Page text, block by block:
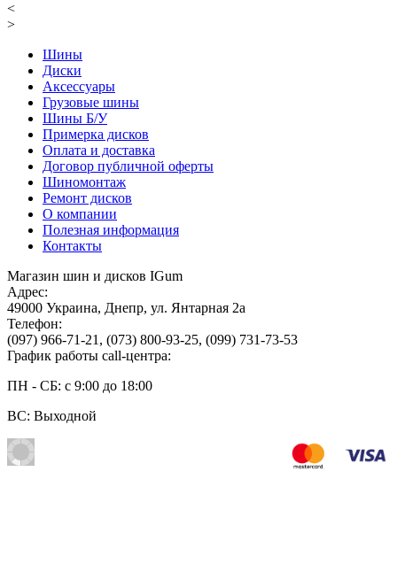
<
>
Шины
Диски
Аксессуары
Грузовые шины
Шины Б/У
Примерка дисков
Оплата и доставка
Договор публичной оферты
Шиномонтаж
Ремонт дисков
О компании
Полезная информация
Контакты
Магазин шин и дисков IGum
Адрес:
49000 Украина, Днепр, ул. Янтарная 2а
Телефон:
(097) 966-71-21 , (073) 800-93-25, (099) 731-73-53
График работы call-центра:
ПН - СБ: с 9:00 до 18:00
ВС: Выходной